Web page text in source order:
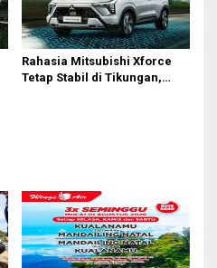
Rahasia Mitsubishi Xforce
Tetap Stabil di Tikungan,